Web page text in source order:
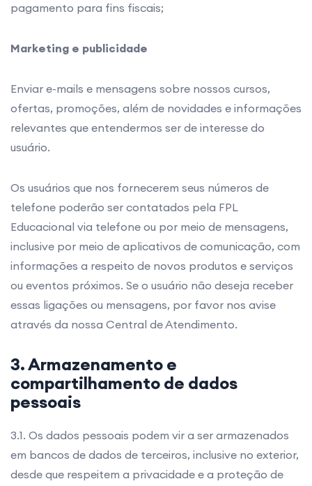
pagamento para fins fiscais;
Marketing e publicidade
Enviar e-mails e mensagens sobre nossos cursos,
ofertas, promoções, além de novidades e informações
relevantes que entendermos ser de interesse do
usuário.
Os usuários que nos fornecerem seus números de
telefone poderão ser contatados pela FPL
Educacional via telefone ou por meio de mensagens,
inclusive por meio de aplicativos de comunicação, com
informações a respeito de novos produtos e serviços
ou eventos próximos. Se o usuário não deseja receber
essas ligações ou mensagens, por favor nos avise
através da nossa Central de Atendimento.
3. Armazenamento e
compartilhamento de dados
pessoais
3.1. Os dados pessoais podem vir a ser armazenados
em bancos de dados de terceiros, inclusive no exterior,
desde que respeitem a privacidade e a proteção de